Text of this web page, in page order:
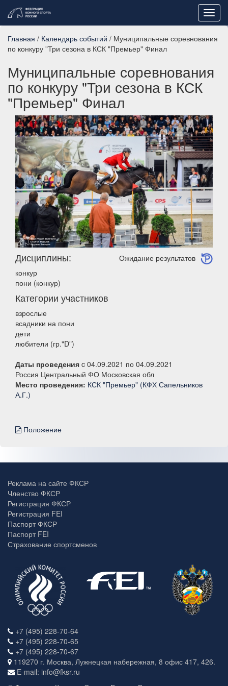
Главная / Календарь событий / Муниципальные соревнования
по конкуру "Три сезона в КСК "Премьер" Финал
Муниципальные соревнования
по конкуру "Три сезона в КСК
"Премьер" Финал
Ожидание результатов
Дисциплины:
конкур
пони (конкур)
Категории участников
взрослые
всадники на пони
дети
любители (гр."D")
Даты проведения c 04.09.2021 по 04.09.2021
Россия Центральный ФО Московская обл
Место проведения: КСК "Премьер" (КФХ Сапельников
А.Г.)
Положение
Реклама на сайте ФКСР
Членство ФКСР
Регистрация ФКСР
Регистрация FEI
Паспорт ФКСР
Паспорт FEI
Страхование спортсменов
+7 (495) 228-70-64
+7 (495) 228-70-65
+7 (495) 228-70-67
119270 г. Москва, Лужнецкая набережная, 8 офис 417, 426.
E-mail: info@fksr.ru